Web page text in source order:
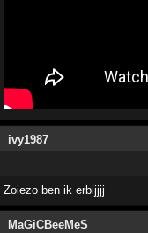
ivy1987
Zoiezo ben ik erbijjjj
MaGiCBeeMeS